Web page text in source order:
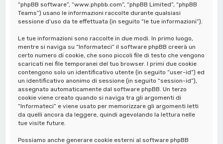
“phpBB software”, “www.phpbb.com”, “phpBB Limited”, “phpBB
Teams”) usano le informazioni raccolte durante qualsiasi
sessione d’uso da te effettuata (in seguito “le tue informazioni”).
Le tue informazioni sono raccolte in due modi. In primo luogo,
mentre si naviga su “Informateci” il software phpBB creerà un
certo numero di cookie, che sono piccoli file di testo che vengono
scaricati nei file temporanei del tuo browser. I primi due cookie
contengono solo un identificativo utente (in seguito “user-id”) ed
un identificativo anonimo di sessione (in seguito “session-id”),
assegnato automaticamente dal software phpBB. Un terzo
cookie viene creato quando si naviga tra gli argomenti di
“Informateci” e viene usato per memorizzare gli argomenti letti
da quelli ancora da leggere, quindi agevolando la lettura nelle
tue visite future.
Possiamo anche generare cookie esterni al software phpBB